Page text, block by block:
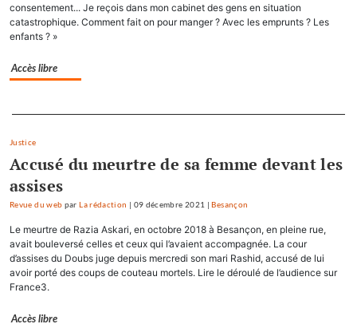
consentement... Je reçois dans mon cabinet des gens en situation
catastrophique. Comment fait on pour manger ? Avec les emprunts ? Les
enfants ? »
Accès libre
Justice
Accusé du meurtre de sa femme devant les
assises
Revue du web parLa rédaction | 09 décembre 2021 |Besançon
Le meurtre de Razia Askari, en octobre 2018 à Besançon, en pleine rue,
avait bouleversé celles et ceux qui l’avaient accompagnée. La cour
d’assises du Doubs juge depuis mercredi son mari Rashid, accusé de lui
avoir porté des coups de couteau mortels. Lire le déroulé de l’audience sur
France3.
Accès libre